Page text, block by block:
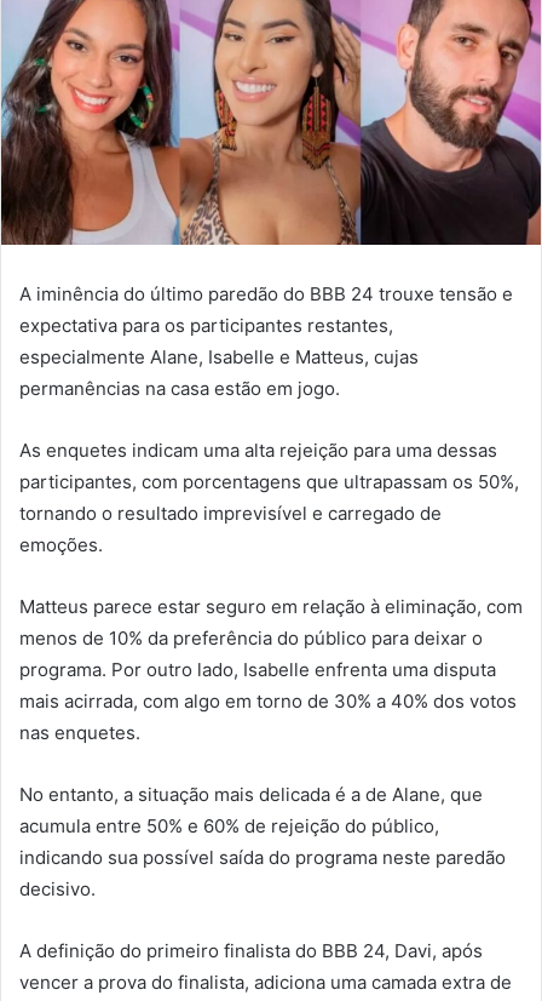
A iminência do último paredão do BBB 24 trouxe tensão e
expectativa para os participantes restantes,
especialmente Alane, Isabelle e Matteus, cujas
permanências na casa estão em jogo.
As enquetes indicam uma alta rejeição para uma dessas
participantes, com porcentagens que ultrapassam os 50%,
tornando o resultado imprevisível e carregado de
emoções.
Matteus parece estar seguro em relação à eliminação, com
menos de 10% da preferência do público para deixar o
programa. Por outro lado, Isabelle enfrenta uma disputa
mais acirrada, com algo em torno de 30% a 40% dos votos
nas enquetes.
No entanto, a situação mais delicada é a de Alane, que
acumula entre 50% e 60% de rejeição do público,
indicando sua possível saída do programa neste paredão
decisivo.
A definição do primeiro finalista do BBB 24, Davi, após
vencer a prova do finalista, adiciona uma camada extra de